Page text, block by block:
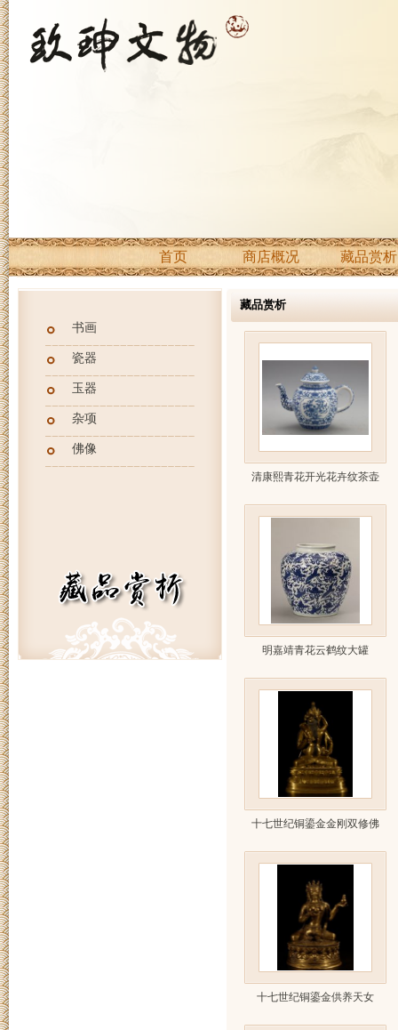
首页 商店概况 藏品赏析
书画
瓷器
玉器
杂项
佛像
藏品赏析
清康熙青花开光花卉纹茶壶
明嘉靖青花云鹤纹大罐
十七世纪铜鎏金金刚双修佛
十七世纪铜鎏金供养天女